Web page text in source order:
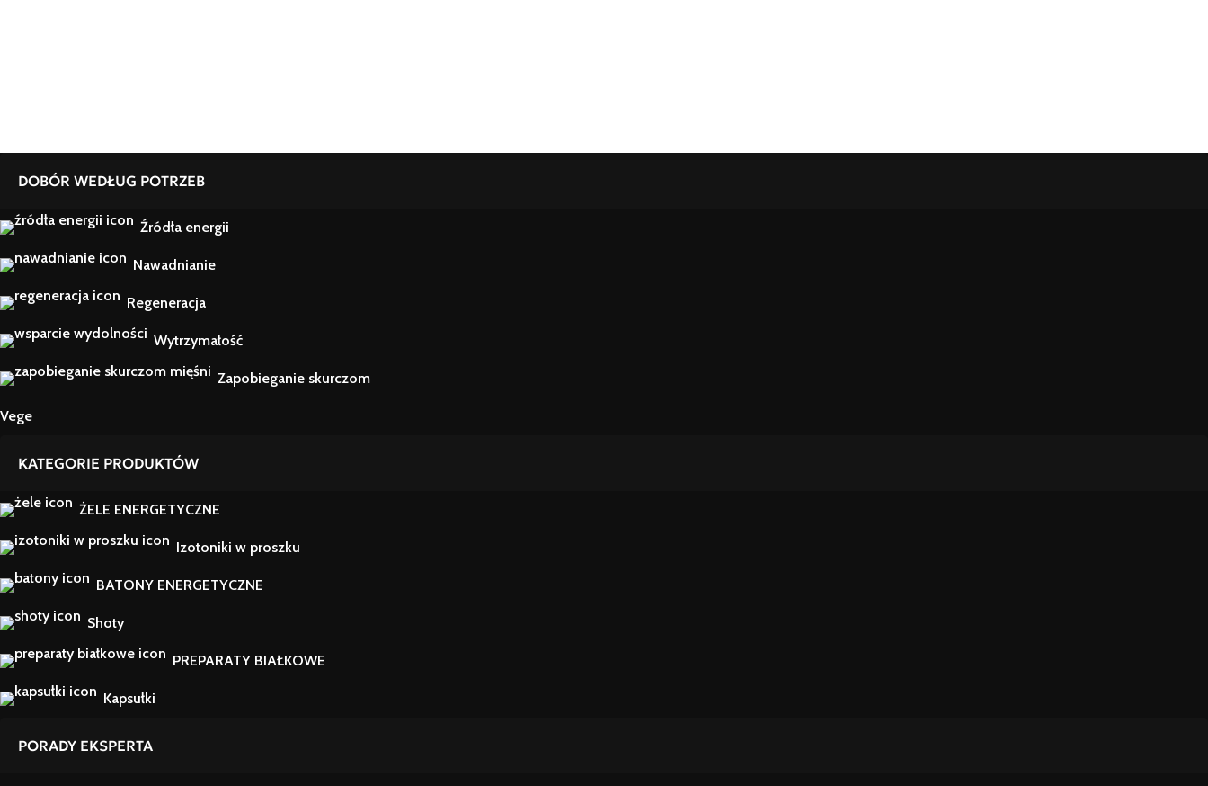
DOBÓR WEDŁUG POTRZEB
Źródła energii
Nawadnianie
Regeneracja
Wytrzymałość
Zapobieganie skurczom
Vege
KATEGORIE PRODUKTÓW
ŻELE ENERGETYCZNE
Izotoniki w proszku
BATONY ENERGETYCZNE
Shoty
PREPARATY BIAŁKOWE
Kapsułki
PORADY EKSPERTA